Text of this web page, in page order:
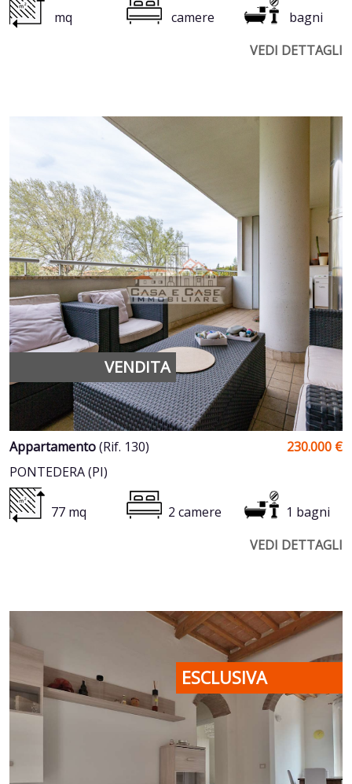
mq camere
bagni
VEDI DETTAGLI
VENDITA
Appartamento(Rif. 130)
230.000 €
PONTEDERA (PI)
77 mq 2 camere
1 bagni
VEDI DETTAGLI
ESCLUSIVA